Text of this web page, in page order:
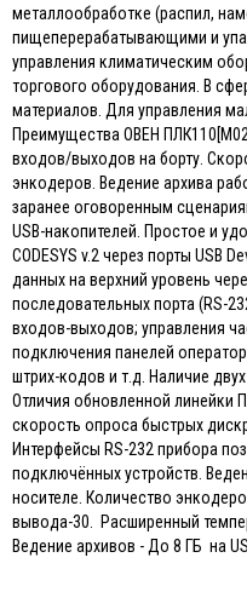
металлообработке (распил,
пищеперерабатывающими и
управления климатическим
торгового оборудования. В
материалов. Для управления
Преимущества ОВЕН
входов/выходов на борту.
энкодеров. Ведение архива
заранее оговоренным
USB-накопителей. Простое и
CODESYS v.2 через порты USB
данных на верхний уровень
последовательных порта (RS-
входов-выходов; управления
подключения панелей
штрих-кодов и т.д. Наличие
Отличия обновленной линейки
скорость опроса быстрых
Интерфейсы RS-232 прибора
подключённых устройств.
носителе. Количество
вывода-30. Расширенный
Ведение архивов - До 8 ГБ на